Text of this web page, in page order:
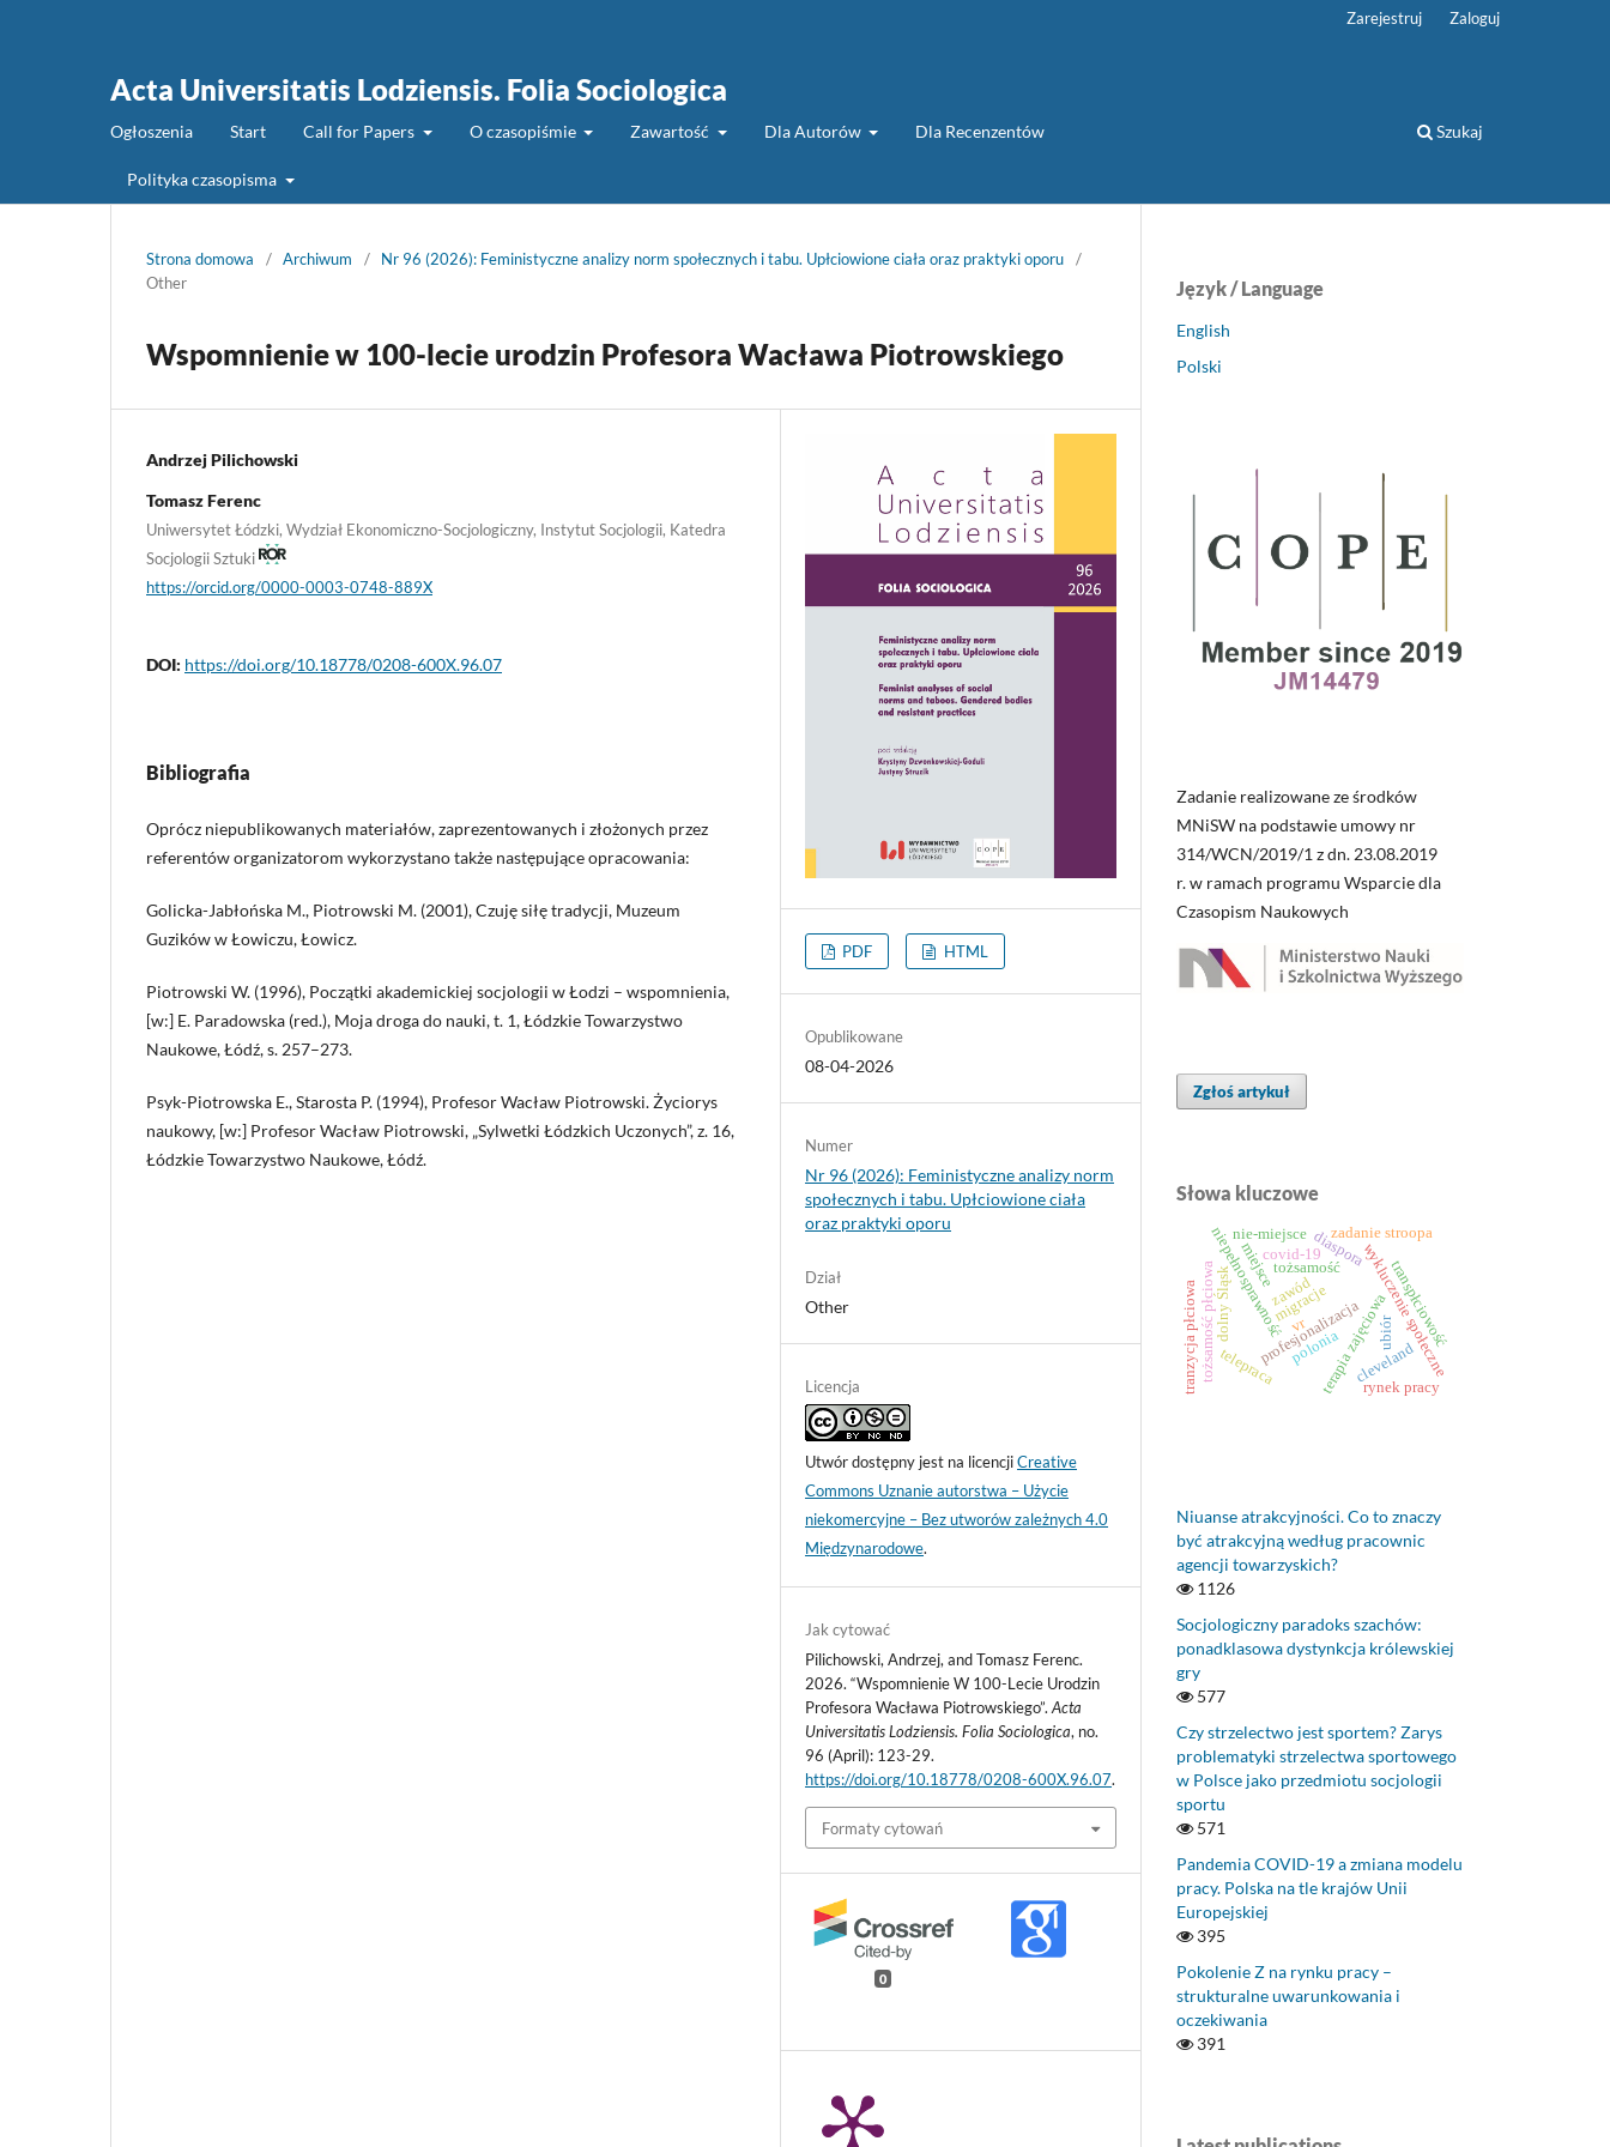
Acta Universitatis Lodziensis. Folia Sociologica
Ogłoszenia Start Call for Papers O czasopiśmie Zawartość Dla Autorów Dla Recenzentów
Polityka czasopisma
Szukaj
Zarejestruj Zaloguj
Strona domowa / Archiwum / Nr 96 (2026): Feministyczne analizy norm społecznych i tabu. Upłciowione ciała oraz praktyki oporu
/
Other
Wspomnienie w 100-lecie urodzin Profesora Wacława Piotrowskiego
Andrzej Pilichowski
Tomasz Ferenc
Uniwersytet Łódzki, Wydział Ekonomiczno-Socjologiczny, Instytut Socjologii, Katedra
Socjologii Sztuki
https://orcid.org/0000-0003-0748-889X
DOI: https://doi.org/10.18778/0208-600X.96.07
Bibliografia
Oprócz niepublikowanych materiałów, zaprezentowanych i złożonych przez
referentów organizatorom wykorzystano także następujące opracowania:
Golicka-Jabłońska M., Piotrowski M. (2001), Czuję siłę tradycji, Muzeum
Guzików w Łowiczu, Łowicz.
Piotrowski W. (1996), Początki akademickiej socjologii w Łodzi – wspomnienia,
[w:] E. Paradowska (red.), Moja droga do nauki, t. 1, Łódzkie Towarzystwo
Naukowe, Łódź, s. 257–273.
Psyk-Piotrowska E., Starosta P. (1994), Profesor Wacław Piotrowski. Życiorys
naukowy, [w:] Profesor Wacław Piotrowski, „Sylwetki Łódzkich Uczonych”, z. 16,
Łódzkie Towarzystwo Naukowe, Łódź.
PDF HTML
Opublikowane
08-04-2026
Numer
Nr 96 (2026): Feministyczne analizy norm
społecznych i tabu. Upłciowione ciała
oraz praktyki oporu
Dział
Other
Licencja
Utwór dostępny jest na licencjiCreative
Commons Uznanie autorstwa – Użycie
niekomercyjne – Bez utworów zależnych 4.0
Międzynarodowe.
Jak cytować
Pilichowski, Andrzej, and Tomasz Ferenc.
2026. “Wspomnienie W 100-Lecie Urodzin
Profesora Wacława Piotrowskiego”.Acta
Universitatis Lodziensis. Folia Sociologica, no.
96 (April): 123-29.
https://doi.org/10.18778/0208-600X.96.07.
Formaty cytowań
0
Język / Language
English
Polski
Zadanie realizowane ze środków
MNiSW na podstawie umowy nr
314/WCN/2019/1 z dn. 23.08.2019
r. w ramach programu Wsparcie dla
Czasopism Naukowych
Zgłoś artykuł
Słowa kluczowe
profesjonalizacja
zawódterapia zajęciowawykluczenie społeczne
niepełnosprawność
miejsce
nie-miejsce
dolny Śląsk transpłciowość
tożsamość
tożsamość płciowa
tranzycja płciowa migracje
diaspora
polonia cleveland
telepraca rynek pracy
covid-19
ubiór
vr
zadanie stroopa
Niuanse atrakcyjności. Co to znaczy
być atrakcyjną według pracownic
agencji towarzyskich?
1126
Socjologiczny paradoks szachów:
ponadklasowa dystynkcja królewskiej
gry
577
Czy strzelectwo jest sportem? Zarys
problematyki strzelectwa sportowego
w Polsce jako przedmiotu socjologii
sportu
571
Pandemia COVID-19 a zmiana modelu
pracy. Polska na tle krajów Unii
Europejskiej
395
Pokolenie Z na rynku pracy –
strukturalne uwarunkowania i
oczekiwania
391